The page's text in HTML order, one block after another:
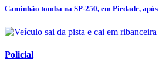
Caminhão tomba na SP-250, em Piedade,
Policial